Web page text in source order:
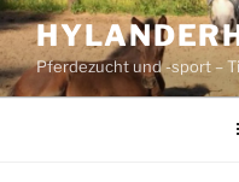
Zum
Inhalt
springenPferdezucht und -sport –